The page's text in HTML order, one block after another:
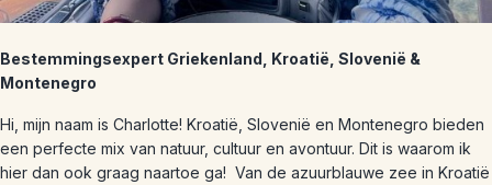
Bestemmingsexpert Griekenland, Kroatië, Slovenië &
Montenegro
Hi, mijn naam is Charlotte! Kroatië, Slovenië en Montenegro bieden
een perfecte mix van natuur, cultuur en avontuur. Dit is waarom ik
hier dan ook graag naartoe ga! Van de azuurblauwe zee in Kroatië